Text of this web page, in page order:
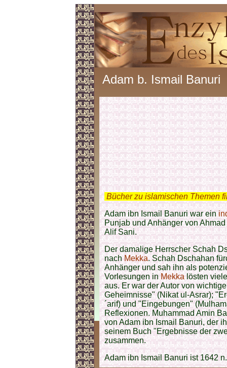
Adam b. Ismail Banuri
Bücher zu islamischen Themen
Adam ibn Ismail Banuri war ein
Punjab und Anhänger von
Alif Sani.
Der damalige Herrscher Schah
nachMekka. Schah Dschahan
Anhänger und sah ihn als
Vorlesungen inMekkalösten
aus. Er war der Autor von
Geheimnisse" (Nikat ul-Asrar);
´arif) und "Eingebungen"
Reflexionen. Muhammad Amin
von Adam ibn Ismail Banuri, der
seinem Buch "Ergebnisse der
zusammen.
Adam ibn Ismail Banuri ist 1642